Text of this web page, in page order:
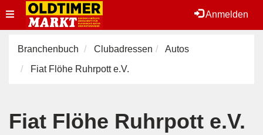
Anmelden
Toggle
navigation
Branchenbuch Clubadressen
Autos
Fiat Flöhe Ruhrpott e.V.
Fiat Flöhe Ruhrpott e.V.